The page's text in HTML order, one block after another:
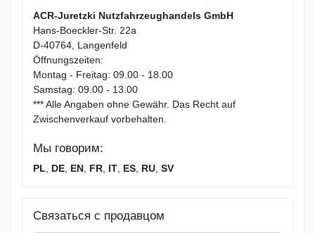
ACR-Juretzki Nutzfahrzeughandels GmbH
Hans-Boeckler-Str. 22a
D-40764, Langenfeld
Öffnungszeiten:
Montag - Freitag: 09.00 - 18.00
Samstag: 09.00 - 13.00
*** Alle Angaben ohne Gewähr. Das Recht auf
Zwischenverkauf vorbehalten.
Мы говорим:
PL, DE, EN, FR, IT, ES, RU, SV
Связаться с продавцом